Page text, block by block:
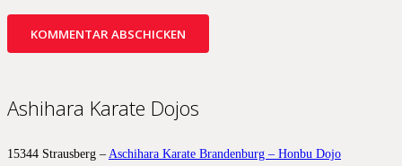
KOMMENTAR ABSCHICKEN
Ashihara Karate Dojos
15344 Strausberg – Aschihara Karate Brandenburg – Honbu Dojo